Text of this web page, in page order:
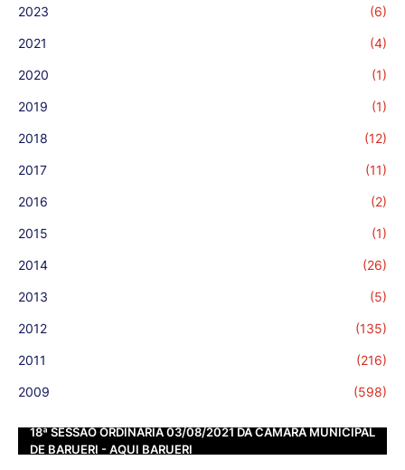
2023 (6)
2021 (4)
2020 (1)
2019 (1)
2018 (12)
2017 (11)
2016 (2)
2015 (1)
2014 (26)
2013 (5)
2012 (135)
2011 (216)
2009 (598)
18ª SESSÃO ORDINÁRIA 03/08/2021 DA CÂMARA MUNICIPAL
DE BARUERI - AQUI BARUERI